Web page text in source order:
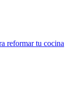
reformar tu cocina